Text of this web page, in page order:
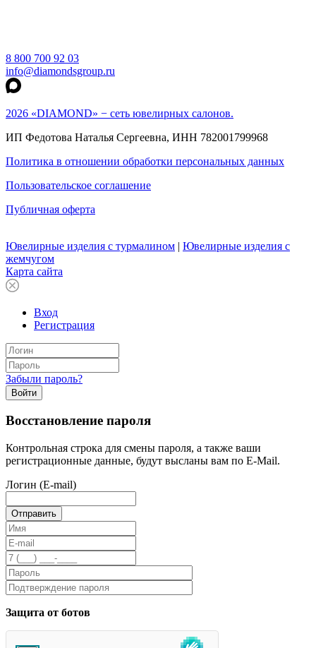
8 800 700 92 03
info@diamondsgroup.ru
2026 «DIAMOND» − сеть ювелирных салонов.
ИП Федотова Наталья Сергеевна, ИНН 782001799968
Политика в отношении обработки персональных данных
Пользовательское соглашение
Публичная оферта
Ювелирные изделия с турмалином | Ювелирные изделия с
жемчугом
Карта сайта
Вход
Регистрация
Забыли пароль?
Войти
Восстановление пароля
Контрольная строка для смены пароля, а также ваши
регистрационные данные, будут высланы вам по E-Mail.
Логин (E-mail)
Защита от ботов